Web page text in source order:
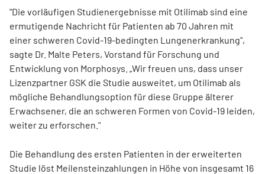
"Die vorläufigen Studienergebnisse mit Otilimab sind eine
ermutigende Nachricht für Patienten ab 70 Jahren mit
einer schweren Covid-19-bedingten Lungenerkrankung",
sagte Dr. Malte Peters, Vorstand für Forschung und
Entwicklung von Morphosys. „Wir freuen uns, dass unser
Lizenzpartner GSK die Studie ausweitet, um Otilimab als
mögliche Behandlungsoption für diese Gruppe älterer
Erwachsener, die an schweren Formen von Covid-19 leiden,
weiter zu erforschen."
Die Behandlung des ersten Patienten in der erweiterten
Studie löst Meilensteinzahlungen in Höhe von insgesamt 16